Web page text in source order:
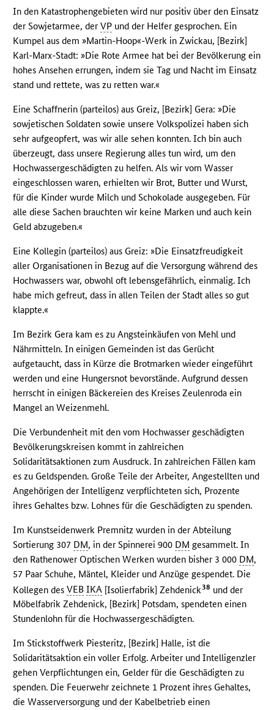
In den Katastrophengebieten wird nur positiv über den Einsatz
der Sowjetarmee, derVP und der Helfer gesprochen. Ein
Kumpel aus dem »Martin-Hoop«-Werk in Zwickau, [Bezirk]
Karl-Marx-Stadt: »Die Rote Armee hat bei der Bevölkerung ein
hohes Ansehen errungen, indem sie Tag und Nacht im Einsatz
stand und rettete, was zu retten war.«
Eine Schaffnerin (parteilos) aus Greiz, [Bezirk] Gera: »Die
sowjetischen Soldaten sowie unsere Volkspolizei haben sich
sehr aufgeopfert, was wir alle sehen konnten. Ich bin auch
überzeugt, dass unsere Regierung alles tun wird, um den
Hochwassergeschädigten zu helfen. Als wir vom Wasser
eingeschlossen waren, erhielten wir Brot, Butter und Wurst,
für die Kinder wurde Milch und Schokolade ausgegeben. Für
alle diese Sachen brauchten wir keine Marken und auch kein
Geld abzugeben.«
Eine Kollegin (parteilos) aus Greiz: »Die Einsatzfreudigkeit
aller Organisationen in Bezug auf die Versorgung während des
Hochwassers war, obwohl oft lebensgefährlich, einmalig. Ich
habe mich gefreut, dass in allen Teilen der Stadt alles so gut
klappte.«
Im Bezirk Gera kam es zu Angsteinkäufen von Mehl und
Nährmitteln. In einigen Gemeinden ist das Gerücht
aufgetaucht, dass in Kürze die Brotmarken wieder eingeführt
werden und eine Hungersnot bevorstände. Aufgrund dessen
herrscht in einigen Bäckereien des Kreises Zeulenroda ein
Mangel an Weizenmehl.
Die Verbundenheit mit den vom Hochwasser geschädigten
Bevölkerungskreisen kommt in zahlreichen
Solidaritätsaktionen zum Ausdruck. In zahlreichen Fällen kam
es zu Geldspenden. Große Teile der Arbeiter, Angestellten und
Angehörigen der Intelligenz verpflichteten sich, Prozente
ihres Gehaltes bzw. Lohnes für die Geschädigten zu spenden.
Im Kunstseidenwerk Premnitz wurden in der Abteilung
Sortierung 307 DM, in der Spinnerei 900 DM gesammelt. In
den Rathenower Optischen Werken wurden bisher 3 000 DM,
57 Paar Schuhe, Mäntel, Kleider und Anzüge gespendet. Die
Kollegen desVEB IKA [Isolierfabrik] Zehdenick38 und der
Möbelfabrik Zehdenick, [Bezirk] Potsdam, spendeten einen
Stundenlohn für die Hochwassergeschädigten.
Im Stickstoffwerk Piesteritz, [Bezirk] Halle, ist die
Solidaritätsaktion ein voller Erfolg. Arbeiter und Intelligenzler
gehen Verpflichtungen ein, Gelder für die Geschädigten zu
spenden. Die Feuerwehr zeichnete 1 Prozent ihres Gehaltes,
die Wasserversorgung und der Kabelbetrieb einen